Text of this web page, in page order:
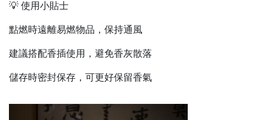
💡 使用小貼士
點燃時遠離易燃物品，保持通風
建議搭配香插使用，避免香灰散落
儲存時密封保存，可更好保留香氣